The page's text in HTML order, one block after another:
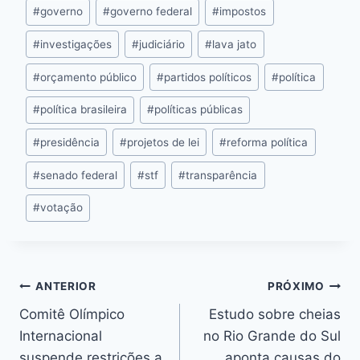
#governo #governo federal #impostos
#investigações #judiciário #lava jato
#orçamento público #partidos políticos #política
#política brasileira #políticas públicas
#presidência #projetos de lei #reforma política
#senado federal #stf #transparência
#votação
ANTERIOR
Comitê Olímpico
Internacional
PRÓXIMO
Estudo sobre cheias
no Rio Grande do Sul